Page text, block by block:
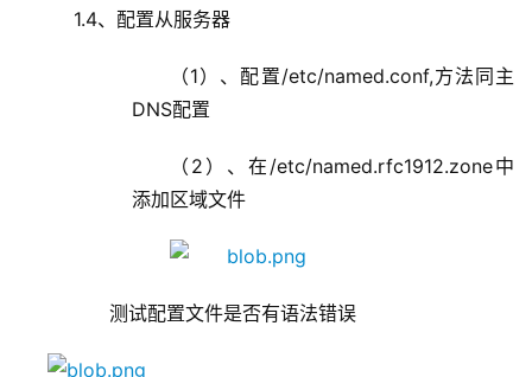
1.4、配置从服务器
（1）、配置/etc/named.conf,方法同主
DNS配置
（2）、在/etc/named.rfc1912.zone中
添加区域文件
测试配置文件是否有语法错误